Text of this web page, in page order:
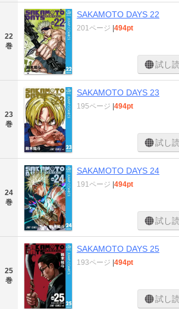
22
巻
SAKAMOTO DAYS 22
201ページ 494pt
試し
23
巻
SAKAMOTO DAYS 23
195ページ 494pt
試し
24
巻
SAKAMOTO DAYS 24
191ページ 494pt
試し
25
巻
SAKAMOTO DAYS 25
193ページ 494pt
試し